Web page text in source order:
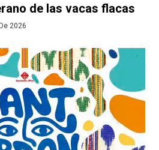
de las vacas flacas
2026